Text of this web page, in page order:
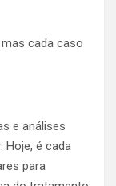
cada caso
e análises
Hoje, é cada
para